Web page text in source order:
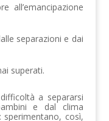
all’emancipazione
separazioni e dai
superati.
a separarsi
e dal clima
così,